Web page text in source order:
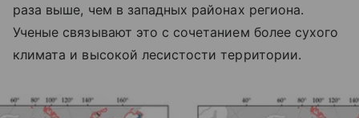
раза выше, чем в западных районах региона.
Ученые связывают это с сочетанием более сухого
климата и высокой лесистости территории.